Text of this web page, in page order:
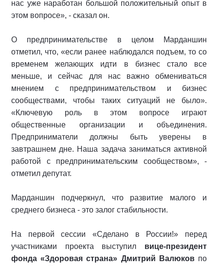
нас уже наработан большой положительный опыт в
этом вопросе», - сказал он.
О предпринимательстве в целом Марданшин
отметил, что, «если ранее наблюдался подъем, то со
временем желающих идти в бизнес стало все
меньше, и сейчас для нас важно обмениваться
мнением с предпринимательством и бизнес
сообществами, чтобы таких ситуаций не было».
«Ключевую роль в этом вопросе играют
общественные организации и объединения.
Предприниматели должны быть уверены в
завтрашнем дне. Наша задача заниматься активной
работой с предпринимательским сообществом», -
отметил депутат.
Марданшин подчеркнул, что развитие малого и
среднего бизнеса - это залог стабильности.
На первой сессии «Сделано в России!» перед
участниками проекта выступил вице-президент
фонда «Здоровая страна» Дмитрий Валюковпо